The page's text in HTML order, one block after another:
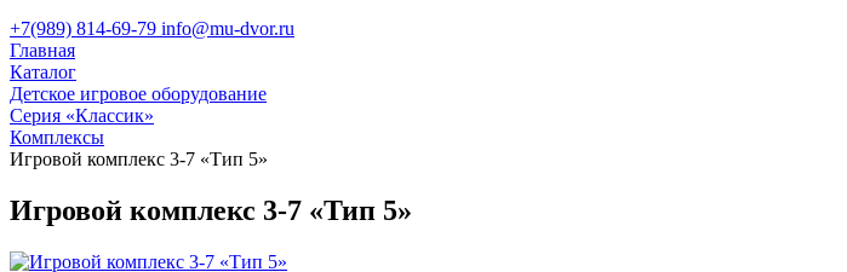
+7(989) 814-69-79 info@mu-dvor.ru
Главная
Каталог
Детское игровое оборудование
Серия «Классик»
Комплексы
Игровой комплекс 3-7 «Тип 5»
Игровой комплекс 3-7 «Тип 5»